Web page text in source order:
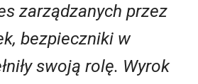
zarządzanych przez
bezpieczniki w
swoją rolę. Wyrok